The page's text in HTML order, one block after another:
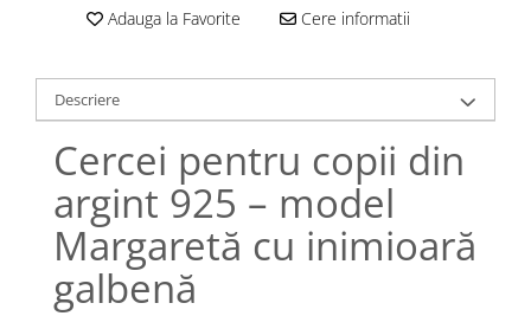
Lănțișoare cu Semilună
Lănțișoare cu Molecule
Lănțișoare cu Pietre Naturale
Lănțișoare Argint Diverse
COLIERE CU PERLE
Coliere cu Perle Naturale
Coliere cu Perle Preciosa
COLIERE ȘNUR REGLABIL
Adauga la Favorite Cere informatii
Descriere
Cercei pentru copii din
argint 925 – model
Margaretă cu inimioară
galbenă